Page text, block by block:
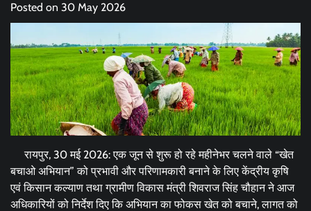
Posted on 30 May 2026
रायपुर, 30 मई 2026: एक जून से शुरू हो रहे महीनेभर चलने वाले “खेत
बचाओ अभियान” को प्रभावी और परिणामकारी बनाने के लिए केंद्रीय कृषि
एवं किसान कल्याण तथा ग्रामीण विकास मंत्री शिवराज सिंह चौहान ने आज
अधिकारियों को निर्देश दिए कि अभियान का फोकस खेत को बचाने, लागत को